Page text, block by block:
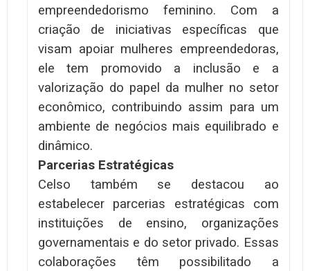
empreendedorismo feminino. Com a
criação de iniciativas específicas que
visam apoiar mulheres empreendedoras,
ele tem promovido a inclusão e a
valorização do papel da mulher no setor
econômico, contribuindo assim para um
ambiente de negócios mais equilibrado e
dinâmico.
Parcerias Estratégicas
Celso também se destacou ao
estabelecer parcerias estratégicas com
instituições de ensino, organizações
governamentais e do setor privado. Essas
colaborações têm possibilitado a